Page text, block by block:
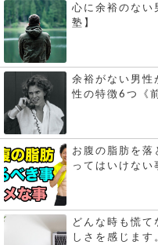
心に余裕のない
塾】
余裕がない男性
性の特徴6つ《
お腹の脂肪を落
ってはいけない
どんな時も慌て
しさを感じます